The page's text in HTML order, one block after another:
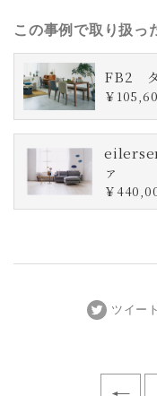
この事例で取り扱っ
FB2 ダ
￥
ァ
￥
ツイート